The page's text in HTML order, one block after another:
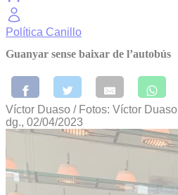
Política Canillo
Guanyar sense baixar de l’autobús
Víctor Duaso / Fotos: Víctor Duaso
dg., 02/04/2023